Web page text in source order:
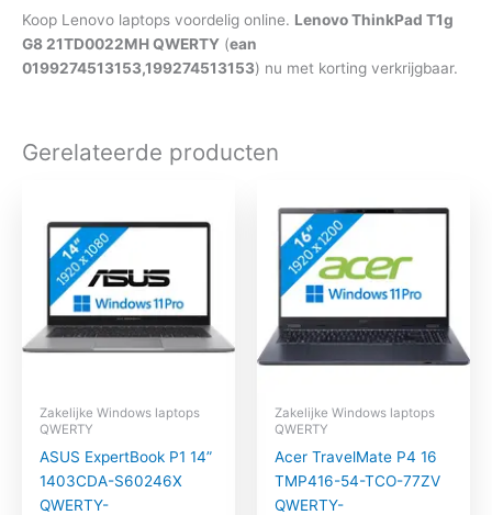
Koop Lenovo laptops voordelig online. Lenovo ThinkPad T1g
G8 21TD0022MH QWERTY (ean
0199274513153,199274513153) nu met korting verkrijgbaar.
Gerelateerde producten
Zakelijke Windows laptops
QWERTY
ASUS ExpertBook P1 14”
1403CDA-S60246X
QWERTY-
Zakelijke Windows laptops
QWERTY
Acer TravelMate P4 16
TMP416-54-TCO-77ZV
QWERTY-